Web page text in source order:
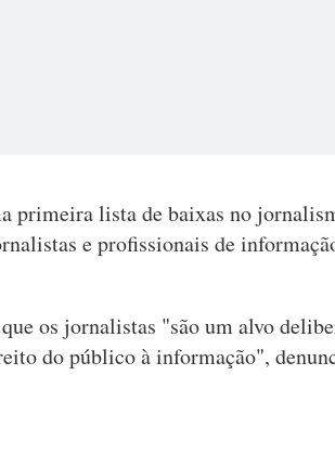
primeira lista de baixas no
e profissionais de
os jornalistas "são um alvo
do público à informação",